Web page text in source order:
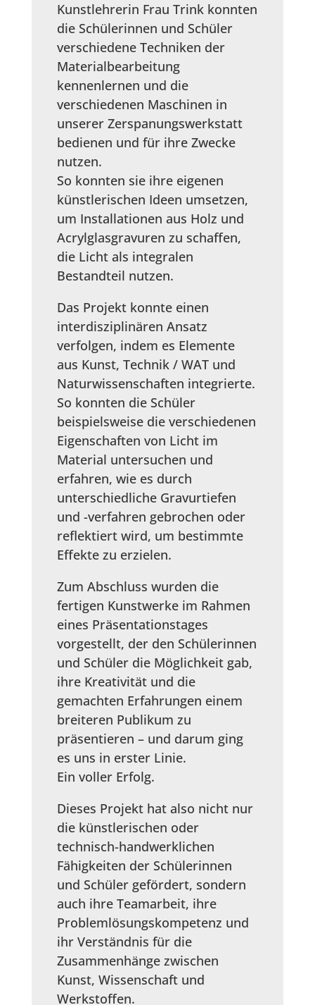
Kunstlehrerin Frau Trink konnten
die Schülerinnen und Schüler
verschiedene Techniken der
Materialbearbeitung
kennenlernen und die
verschiedenen Maschinen in
unserer Zerspanungswerkstatt
bedienen und für ihre Zwecke
nutzen.
So konnten sie ihre eigenen
künstlerischen Ideen umsetzen,
um Installationen aus Holz und
Acrylglasgravuren zu schaffen,
die Licht als integralen
Bestandteil nutzen.
Das Projekt konnte einen
interdisziplinären Ansatz
verfolgen, indem es Elemente
aus Kunst, Technik / WAT und
Naturwissenschaften integrierte.
So konnten die Schüler
beispielsweise die verschiedenen
Eigenschaften von Licht im
Material untersuchen und
erfahren, wie es durch
unterschiedliche Gravurtiefen
und -verfahren gebrochen oder
reflektiert wird, um bestimmte
Effekte zu erzielen.
Zum Abschluss wurden die
fertigen Kunstwerke im Rahmen
eines Präsentationstages
vorgestellt, der den Schülerinnen
und Schüler die Möglichkeit gab,
ihre Kreativität und die
gemachten Erfahrungen einem
breiteren Publikum zu
präsentieren – und darum ging
es uns in erster Linie.
Ein voller Erfolg.
Dieses Projekt hat also nicht nur
die künstlerischen oder
technisch-handwerklichen
Fähigkeiten der Schülerinnen
und Schüler gefördert, sondern
auch ihre Teamarbeit, ihre
Problemlösungskompetenz und
ihr Verständnis für die
Zusammenhänge zwischen
Kunst, Wissenschaft und
Werkstoffen.